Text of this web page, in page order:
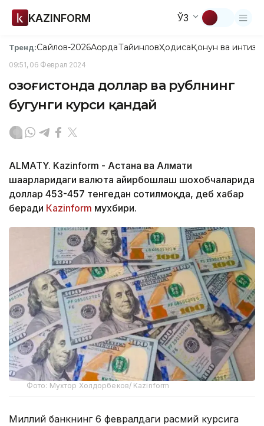
KAZINFORM ЎЗ
Тренд:Сайлов-2026АқордаТайинловҲодисаҚонун ва
09:51, 06 Феврал 2024
Қозоғистонда доллар ва рублнинг
бугунги курси қандай
ALMATY. Kazinform - Астана ва Алмати
шаҳарларидаги валюта айирбошлаш шохобчаларида
доллар 453-457 тенгедан сотилмоқда, деб хабар
беради Каzinform мухбири.
Фото: Мухтор Холдорбеков/ Kazinform
Миллий банкнинг 6 февралдаги расмий курсига